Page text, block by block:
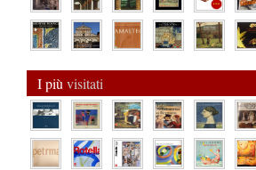
I più visitati